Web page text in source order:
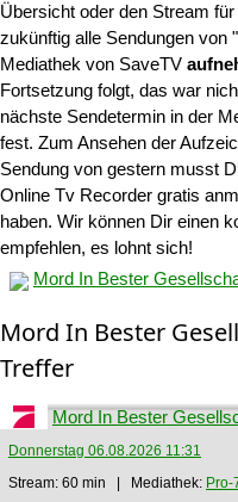
Übersicht oder den Stream
zukünftig alle Sendungen von
Mediathek von SaveTV
Fortsetzung folgt, das war
nächste Sendetermin in der
fest. Zum Ansehen der
Sendung von gestern musst
Online Tv Recorder gratis
haben. Wir können Dir einen
empfehlen, es lohnt sich!
Mord In Bester
Mord In Bester
Treffer
Mord In Bester
Donnerstag 06.08.2026 11:31
Stream: 60 min | Mediathek: Pro-